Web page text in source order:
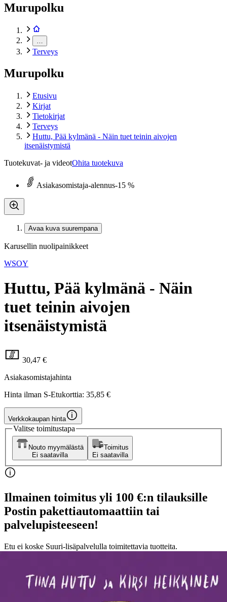
Murupolku
Terveys
Murupolku
Etusivu
Kirjat
Tietokirjat
Terveys
Huttu, Pää kylmänä - Näin tuet teinin aivojen
itsenäistymistä
Tuotekuvat- ja videotOhita tuotekuva
Asiakasomistaja-alennus-15 %
Avaa kuva suurempana
Karusellin nuolipainikkeet
WSOY
Huttu, Pää kylmänä - Näin
tuet teinin aivojen
itsenäistymistä
30,47 €
Asiakasomistajahinta
Hinta ilman S-Etukorttia: 35,85 €
Verkkokaupan hinta
Valitse toimitustapa
Nouto myymälästä
Ei saatavilla
Toimitus
Ei saatavilla
Ilmainen toimitus yli 100 €:n tilauksille
Postin pakettiautomaattiin tai
palvelupisteeseen!
Etu ei koske Suuri‑lisäpalvelulla toimitettavia tuotteita.
Tarkista myymäläsaatavuus